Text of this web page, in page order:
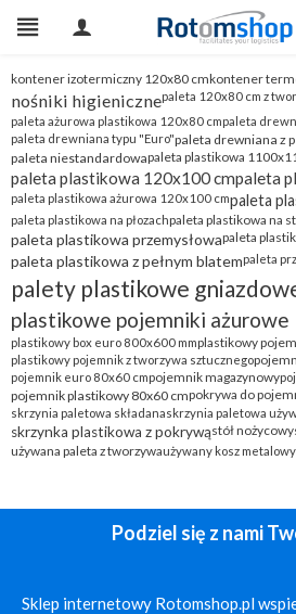
kontener izotermiczny 120x80 cmkontener
nośniki higienicznepaleta 120x80 cm z
paleta ażurowa plastikowa 120x80 cmpaleta
paleta drewniana typu "Euro"paleta drewniana z
paleta niestandardowapaleta plastikowa
paleta plastikowa 120x100 cmpaleta
paleta plastikowa ażurowa 120x100 cmpaleta
paleta plastikowa na płozachpaleta plastikowa na
paleta plastikowa przemysłowapaleta
paleta plastikowa z pełnym blatempaleta
palety plastikowe
plastikowe pojemniki ażurowe
plastikowy box euro 800x600 mmplastikowy
plastikowy pojemnik z tworzywa sztucznego
pojemnik euro 80x60 cmpojemnik magazynowy
pojemnik plastikowy 80x60 cmpokrywa do
skrzynia paletowa składanaskrzynia paletowa
skrzynka plastikowa z pokrywąstół nożycowy
używana paleta z tworzywaużywany kosz metalowy
Podziel się z nami
Sklep internetowy Rotomshop.pl